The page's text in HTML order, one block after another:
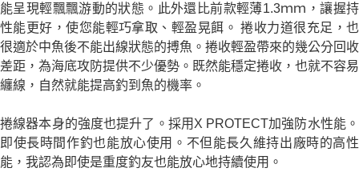
能呈現輕飄飄游動的狀態。此外還比前款輕薄1.3ｍｍ，讓握持
性能更好，使您能輕巧拿取、輕盈晃餌。 捲收力道很充足，也
很適於中魚後不能出線狀態的搏魚。捲收輕盈帶來的幾公分回收
差距，為海底攻防提供不少優勢。既然能穩定捲收，也就不容易
纏線，自然就能提高釣到魚的機率。
捲線器本身的強度也提升了。採用X PROTECT加強防水性能。
即使長時間作釣也能放心使用。不但能長久維持出廠時的高性
能，我認為即使是重度釣友也能放心地持續使用。